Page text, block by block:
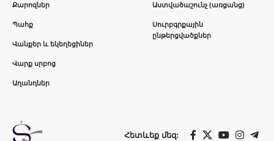
Քարոզներ
Պահք
Վանքեր և եկեղեցիներ
Վարք սրբոց
Աղանդներ
Աստվածաշունչ (առցանց)
Սուրբգրքային
ընթերցվածքներ
Հետևեք մեզ: